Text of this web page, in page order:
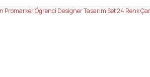
bozuk veya görüntülenemiyor.